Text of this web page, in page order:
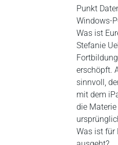
Punkt
Windows-
Was ist
Stefanie
erschöpft.
sinnvoll,
mit dem
die
Was ist für